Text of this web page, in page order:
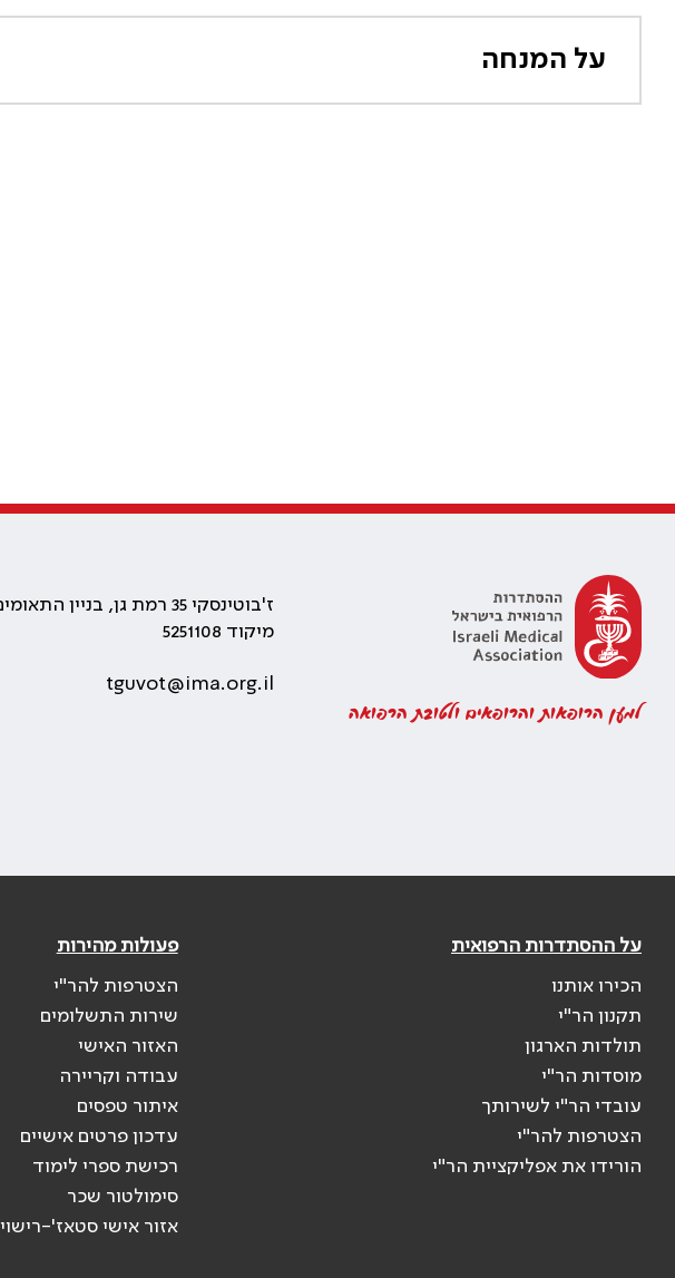
על המנחה
למען הרופאות והרופאים ולטובת הרפואה
ז'בוטינסקי 35 רמת גן, בניין התאומים 2
מיקוד 5251108
tguvot@ima.org.il
על ההסתדרות הרפואית
הכירו אותנו
תקנון הר"י
תולדות הארגון
מוסדות הר"י
עובדי הר"י לשירותך
הצטרפות להר"י
הורידו את אפליקציית הר"י
פעולות מהירות
הצטרפות להר"י
שירות התשלומים
האזור האישי
עבודה וקריירה
איתור טפסים
עדכון פרטים אישיים
רכישת ספרי לימוד
סימולטור שכר
אזור אישי סטאז'-רישוי